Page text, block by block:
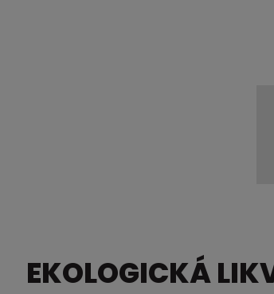
EKOLOGICKÁ